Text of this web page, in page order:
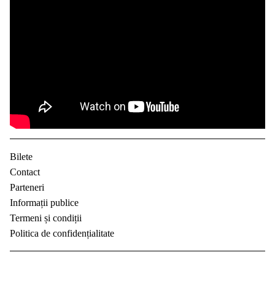
Bilete
Contact
Parteneri
Informații publice
Termeni și condiții
Politica de confidențialitate